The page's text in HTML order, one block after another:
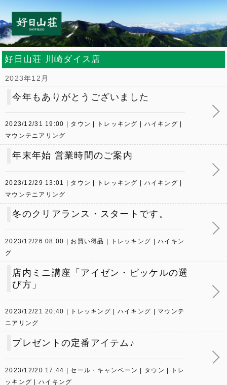
好日山荘 川崎ダイス店
2023年12月
今年もありがとうございました
2023/12/31 19:00 タウン トレッキング
ハイキング
マウンテニアリング
年末年始 営業時間のご案内
2023/12/29 13:01 タウン トレッキング
ハイキング
マウンテニアリング
冬のクリアランス・スタートです。
2023/12/26 08:00 お買い得品 トレッキング
ハイキン
グ
店内ミニ講座「アイゼン・ピッケルの選
び方」
2023/12/21 20:40 トレッキング ハイキング
マウンテ
ニアリング
プレゼントの定番アイテム♪
2023/12/20 17:44 セール・キャンペーン タウン
トレ
ッキング
ハイキング